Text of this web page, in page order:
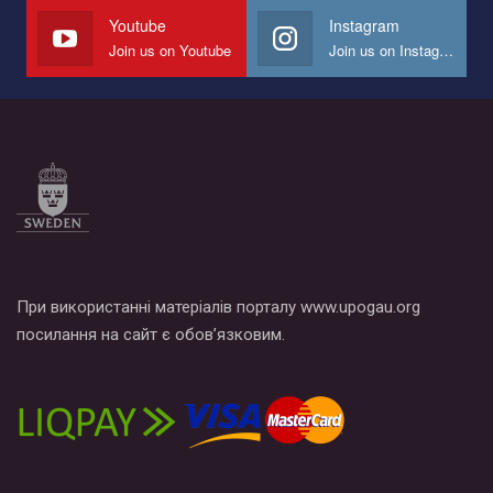
СОГИ в Украине.
Все, что вам нужно сделать - это зайти на наш канал YouTube
по этой ссылке и поставить лайк под видео.
Youtube
Join us on Youtube
Instagram
Join us on Instagram
При використанні матеріалів порталу www.upogau.org
посилання на сайт є обов’язковим.